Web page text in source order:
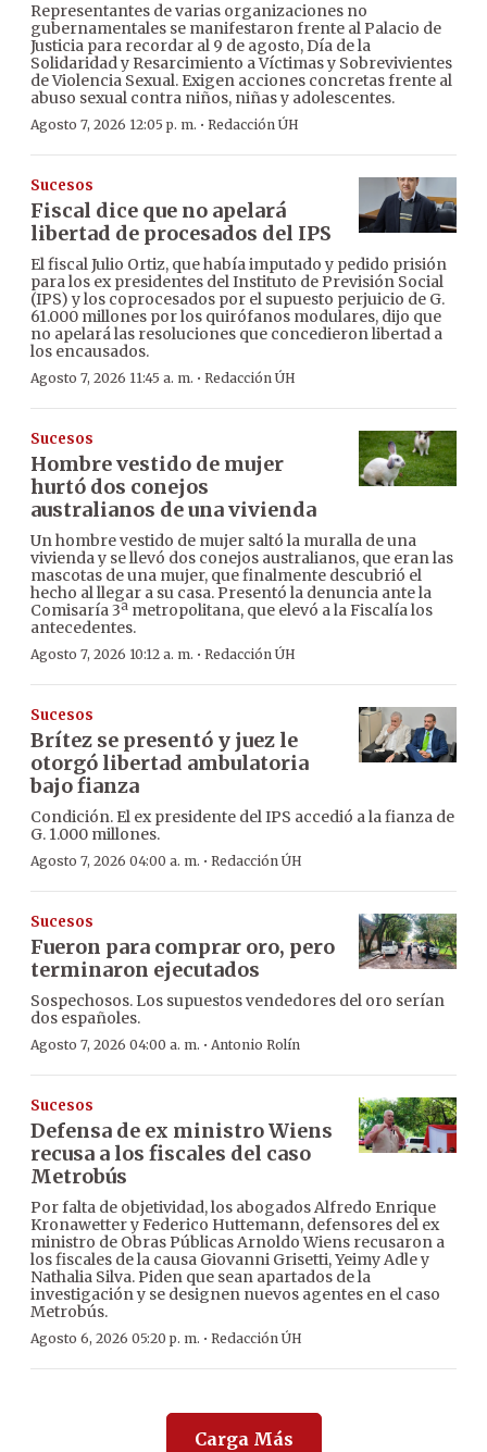
Representantes de varias organizaciones no
gubernamentales se manifestaron frente al Palacio de
Justicia para recordar al 9 de agosto, Día de la
Solidaridad y Resarcimiento a Víctimas y Sobrevivientes
de Violencia Sexual. Exigen acciones concretas frente al
abuso sexual contra niños, niñas y adolescentes.
Agosto 7, 2026 12:05 p. m. · Redacción ÚH
Sucesos
Fiscal dice que no apelará
libertad de procesados del IPS
El fiscal Julio Ortiz, que había imputado y pedido prisión
para los ex presidentes del Instituto de Previsión Social
(IPS) y los coprocesados por el supuesto perjuicio de G.
61.000 millones por los quirófanos modulares, dijo que
no apelará las resoluciones que concedieron libertad a
los encausados.
Agosto 7, 2026 11:45 a. m. · Redacción ÚH
Sucesos
Hombre vestido de mujer
hurtó dos conejos
australianos de una vivienda
Un hombre vestido de mujer saltó la muralla de una
vivienda y se llevó dos conejos australianos, que eran las
mascotas de una mujer, que finalmente descubrió el
hecho al llegar a su casa. Presentó la denuncia ante la
Comisaría 3ª metropolitana, que elevó a la Fiscalía los
antecedentes.
Agosto 7, 2026 10:12 a. m. · Redacción ÚH
Sucesos
Brítez se presentó y juez le
otorgó libertad ambulatoria
bajo fianza
Condición. El ex presidente del IPS accedió a la fianza de
G. 1.000 millones.
Agosto 7, 2026 04:00 a. m. · Redacción ÚH
Sucesos
Fueron para comprar oro, pero
terminaron ejecutados
Sospechosos. Los supuestos vendedores del oro serían
dos españoles.
Agosto 7, 2026 04:00 a. m. · Antonio Rolín
Sucesos
Defensa de ex ministro Wiens
recusa a los fiscales del caso
Metrobús
Por falta de objetividad, los abogados Alfredo Enrique
Kronawetter y Federico Huttemann, defensores del ex
ministro de Obras Públicas Arnoldo Wiens recusaron a
los fiscales de la causa Giovanni Grisetti, Yeimy Adle y
Nathalia Silva. Piden que sean apartados de la
investigación y se designen nuevos agentes en el caso
Metrobús.
Agosto 6, 2026 05:20 p. m. · Redacción ÚH
Carga Más